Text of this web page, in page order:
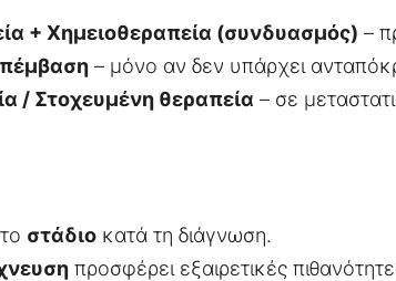
+ Χημειοθεραπεία (συνδυασμός) –
– μόνο αν δεν υπάρχει
/ Στοχευμένη θεραπεία – σε
στάδιοκατά τη διάγνωση.
προσφέρει εξαιρετικές